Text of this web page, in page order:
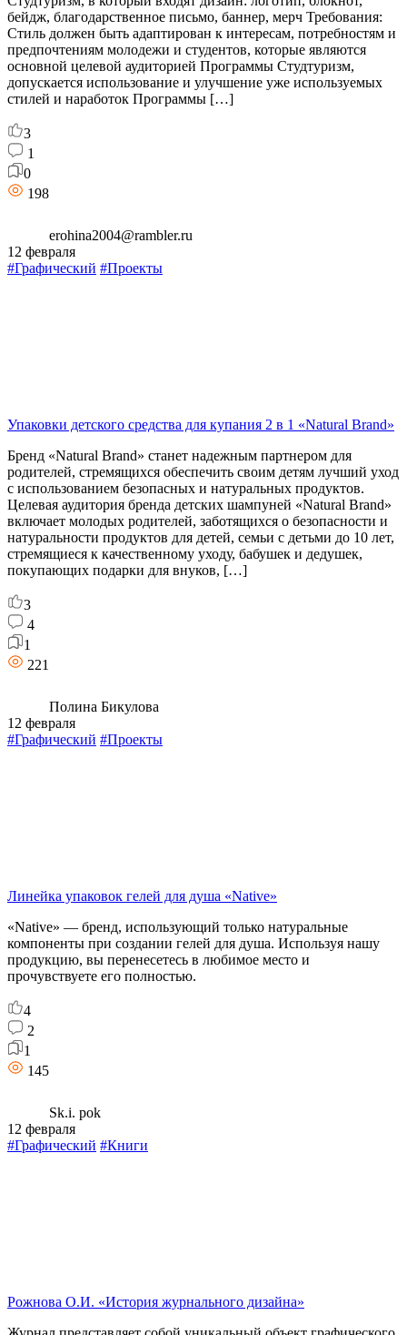
бейдж, благодарственное письмо, баннер, мерч Требования:
Стиль должен быть адаптирован к интересам, потребностям и
предпочтениям молодежи и студентов, которые являются
основной целевой аудиторией Программы Студтуризм,
допускается использование и улучшение уже используемых
стилей и наработок Программы […]
3
1
0
198
erohina2004@rambler.ru
12 февраля
#Графический #Проекты
Упаковки детского средства для купания 2 в 1 «Natural Brand»
Бренд «Natural Brand» станет надежным партнером для
родителей, стремящихся обеспечить своим детям лучший уход
с использованием безопасных и натуральных продуктов.
Целевая аудитория бренда детских шампуней «Natural Brand»
включает молодых родителей, заботящихся о безопасности и
натуральности продуктов для детей, семьи с детьми до 10 лет,
стремящиеся к качественному уходу, бабушек и дедушек,
покупающих подарки для внуков, […]
3
4
1
221
Полина Бикулова
12 февраля
#Графический #Проекты
Линейка упаковок гелей для душа «Native»
«Native» — бренд, использующий только натуральные
компоненты при создании гелей для душа. Используя нашу
продукцию, вы перенесетесь в любимое место и
прочувствуете его полностью.
4
2
1
145
Sk.i. pok
12 февраля
#Графический #Книги
Рожнова О.И. «История журнального дизайна»